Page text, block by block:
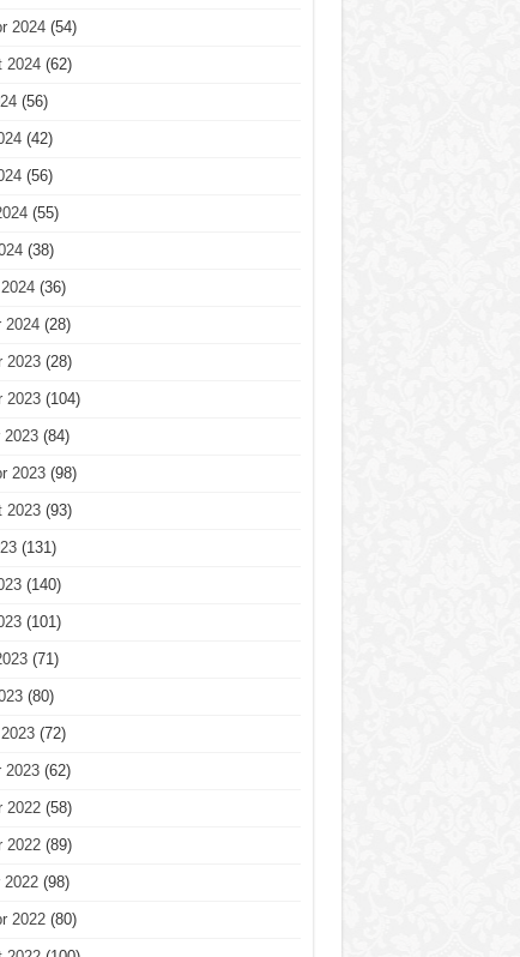
2024(54)
2024(62)
(56)
(42)
(56)
(55)
(38)
(36)
2024(28)
2023(28)
2023(104)
2023(84)
2023(98)
2023(93)
(131)
(140)
(101)
(71)
(80)
(72)
2023(62)
2022(58)
2022(89)
2022(98)
2022(80)